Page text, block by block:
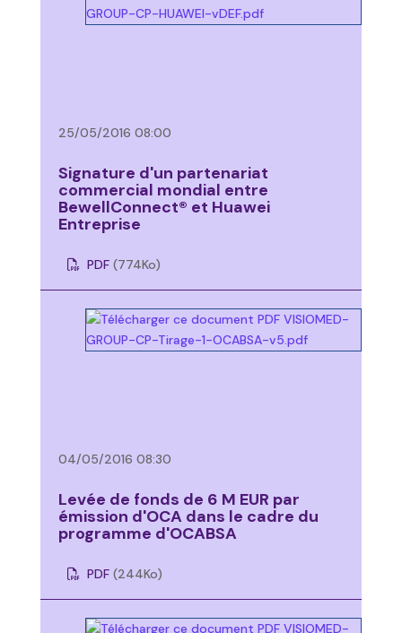
25/05/2016 08:00
Signature d'un partenariat
commercial mondial entre
BewellConnect® et Huawei
Entreprise
PDF (774Ko)
04/05/2016 08:30
Levée de fonds de 6 M EUR par
émission d'OCA dans le cadre du
programme d'OCABSA
PDF (244Ko)